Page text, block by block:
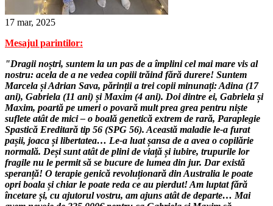
17 mar, 2025
Mesajul parintilor:
"Dragii noștri, suntem la un pas de a împlini cel mai mare vis al
nostru: acela de a ne vedea copiii trăind fără durere! Suntem
Marcela și Adrian Sava, părinții a trei copii minunați: Adina (17
ani), Gabriela (11 ani) și Maxim (4 ani). Doi dintre ei, Gabriela și
Maxim, poartă pe umeri o povară mult prea grea pentru niște
suflete atât de mici – o boală genetică extrem de rară, Paraplegie
Spastică Ereditară tip 56 (SPG 56). Această maladie le-a furat
pașii, joaca și libertatea… Le-a luat șansa de a avea o copilărie
normală. Deși sunt atât de plini de viață și iubire, trupurile lor
fragile nu le permit să se bucure de lumea din jur. Dar există
speranță! O terapie genică revoluționară din Australia le poate
opri boala și chiar le poate reda ce au pierdut! Am luptat fără
încetare și, cu ajutorul vostru, am ajuns atât de departe… Mai